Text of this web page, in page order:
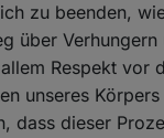
zu beenden,
über Verhungern
Respekt vor
unseres
dass dieser